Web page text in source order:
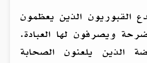
القبوريون الذين يعظمون
ويصرفون لها العبادة.
الذين يلعنون الصحابة